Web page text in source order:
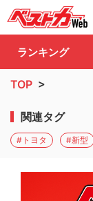
ランキング
TOP >
関連タグ
#トヨタ #新型